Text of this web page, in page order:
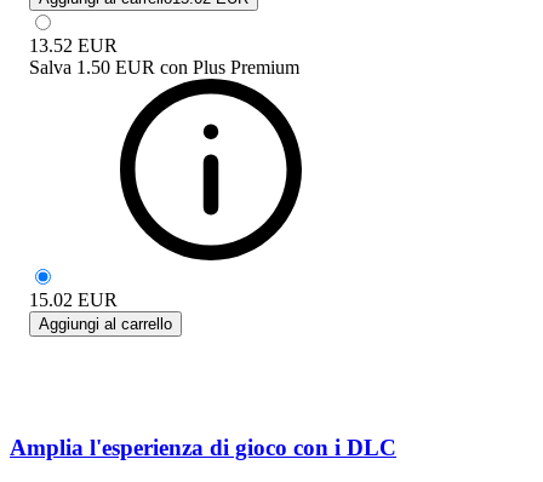
13.52 EUR
Salva 1.50 EUR con Plus Premium
15.02 EUR
Aggiungi al carrello
Amplia l'esperienza di gioco con i DLC